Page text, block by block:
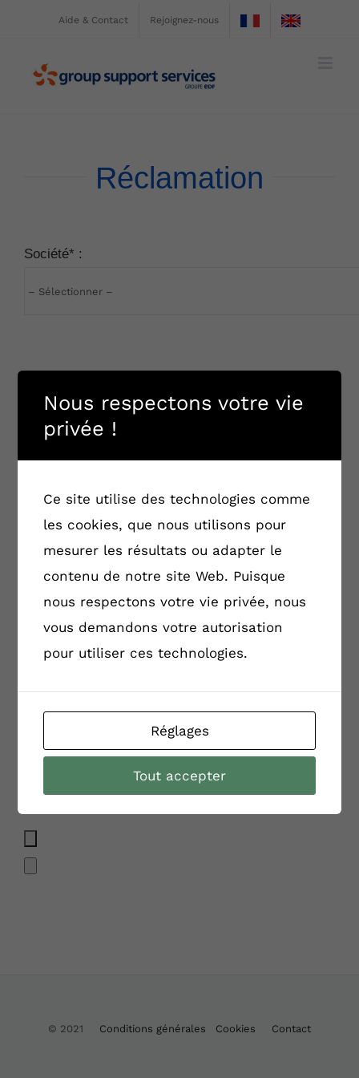
contenu
Aide & Contact Rejoignez-nous
Réclamation
Société* :
(*) Champ obligatoire
© 2021 Conditions générales Cookies Contact
Nous respectons votre vie
privée !
Ce site utilise des technologies comme
les cookies, que nous utilisons pour
mesurer les résultats ou adapter le
contenu de notre site Web. Puisque
nous respectons votre vie privée, nous
vous demandons votre autorisation
pour utiliser ces technologies.
Réglages
Tout accepter